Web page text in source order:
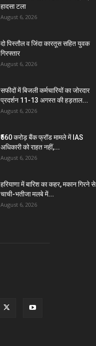
हादसा टला
August 6, 2026
दो पिस्तौल व जिंदा कारतूस सहित युवक
गिरफ्तार
August 6, 2026
सफीदों में बिजली कर्मचारियों का जोरदार
प्रदर्शन 11-13 अगस्त की हड़ताल...
August 6, 2026
₹560 करोड़ बैंक फ्रॉड मामले में IAS
अधिकारी को राहत नहीं,...
August 6, 2026
हरियाणा में बारिश का कहर, मकान गिरने से
चाची-भतीजा मलबे में...
August 6, 2026